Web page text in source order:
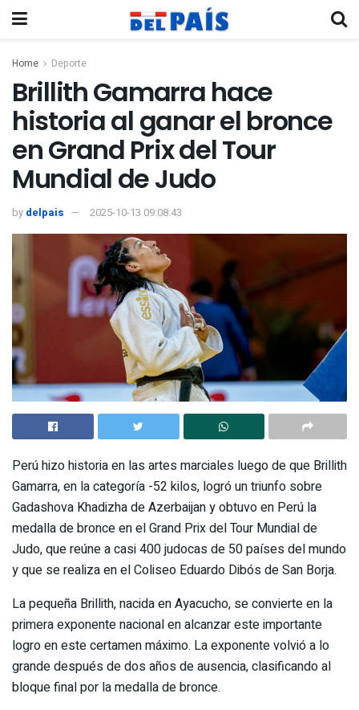
Home Deporte
Brillith Gamarra hace
historia al ganar el bronce
en Grand Prix del Tour
Mundial de Judo
by delpais 2025-10-13 09:08:43
Perú hizo historia en las artes marciales luego de que Brillith
Gamarra, en la categoría -52 kilos, logró un triunfo sobre
Gadashova Khadizha de Azerbaijan y obtuvo en Perú la
medalla de bronce en el Grand Prix del Tour Mundial de
Judo, que reúne a casi 400 judocas de 50 países del mundo
y que se realiza en el Coliseo Eduardo Dibós de San Borja.
La pequeña Brillith, nacida en Ayacucho, se convierte en la
primera exponente nacional en alcanzar este importante
logro en este certamen máximo. La exponente volvió a lo
grande después de dos años de ausencia, clasificando al
bloque final por la medalla de bronce.